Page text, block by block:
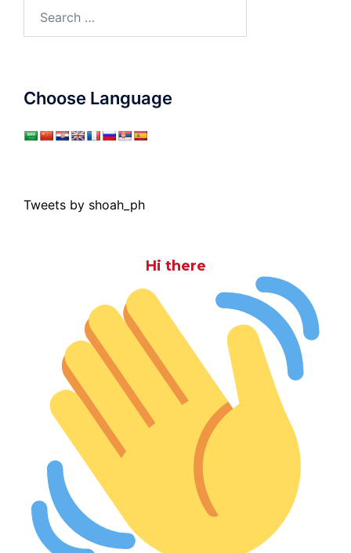
for:
Choose Language
Tweets by shoah_ph
Hi there